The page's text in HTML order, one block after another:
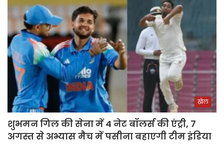
खेल
शुभमन गिल की सेना में 4 नेट बॉलर्स की एंट्री, 7
अगस्त से अभ्यास मैच में पसीना बहाएगी टीम इंडिया